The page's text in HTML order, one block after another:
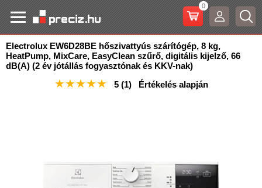
0
Electrolux EW6D28BE hőszivattyús szárítógép, 8 kg,
HeatPump, MixCare, EasyClean szűrő, digitális kijelző, 66
dB(A) (2 év jótállás fogyasztónak és KKV-nak)
★★★★★ 5 (1)Értékelés alapján